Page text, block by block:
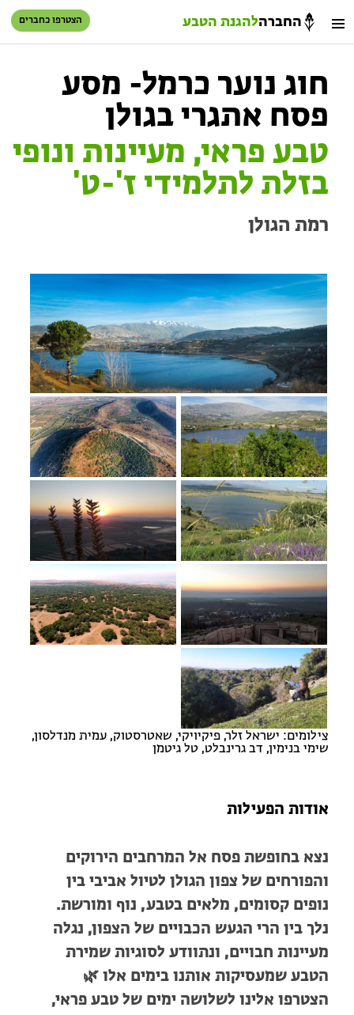
החברהלהגנת הטבע הצטרפו כחברים
חיפוש כניסת חברים
סל קניות
הזמינו פעילויות וטיולים מודרכים
בתי ספר שדה
טיולים למבוגרים: ארץ אהבתי
מחנות קיץ
המגזין – כל מה שקורה בטבע
מחנות קיץ
חופשות בבתי ספר שדה
ארץ אהבתי – קבוצות טיולים למבוגרים
חוג נוער כרמל- מסע
פסח אתגרי בגולן
טבע פראי, מעיינות ונופי
בזלת לתלמידי ז'-ט'
רמת הגולן
צילומים: ישראל זלר, פיקיויקי, שאטרסטוק, עמית מנדלסון,
שימי בנימין, דב גרינבלט, טל גיטמן
אודות הפעילות
נצא בחופשת פסח אל המרחבים הירוקים
והפורחים של צפון הגולן לטיול אביבי בין
נופים קסומים, מלאים בטבע, נוף ומורשת.
נלך בין הרי הגעש הכבויים של הצפון, נגלה
מעיינות חבויים, ונתוודע לסוגיות שמירת
הטבע שמעסיקות אותנו בימים אלו 🌿
הצטרפו אלינו לשלושה ימים של טבע פראי,